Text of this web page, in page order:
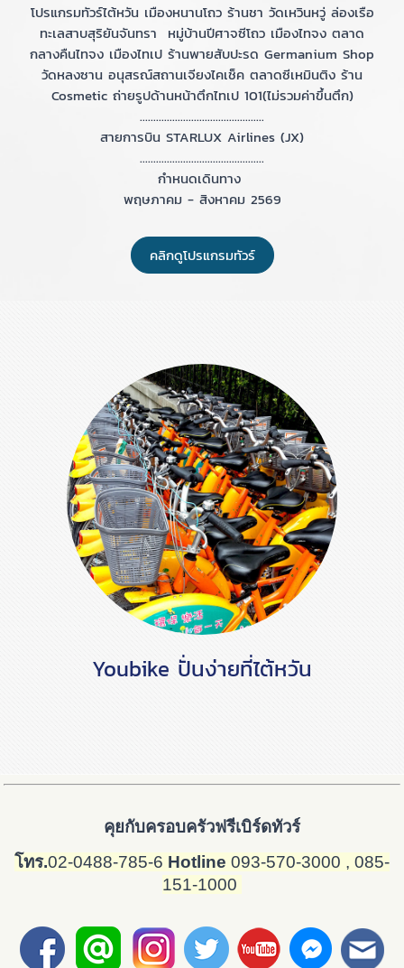
โปรแกรมทัวร์ไต้หวัน เมืองหนานโถว ร้านชา วัดเหวินหวู่ ล่องเรือ
ทะเลสาบสุริยันจันทรา หมู่บ้านปีศาจซีโถว เมืองไทจง ตลาด
กลางคืนไทจง เมืองไทเป ร้านพายสับปะรด Germanium Shop
วัดหลงซาน อนุสรณ์สถานเจียงไคเช็ค ตลาดซีเหมินติง ร้าน
Cosmetic ถ่ายรูปด้านหน้าตึกไทเป 101(ไม่รวมค่าขึ้นตึก)
..............................................
สายการบิน STARLUX Airlines (JX)
..............................................
กำหนดเดินทาง
พฤษภาคม - สิงหาคม 2569
คลิกดูโปรแกรมทัวร์
Youbike ปั่นง่ายที่ไต้หวัน
คุยกับครอบครัวฟรีเบิร์ดทัวร์
โทร.02-0488-785-6 Hotline 093-570-3000 , 085-
151-1000